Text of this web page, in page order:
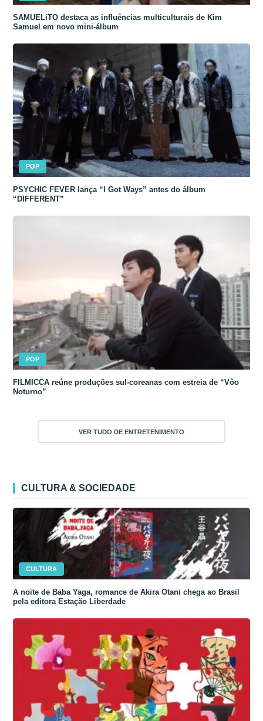
SAMUELiTO destaca as influências multiculturais de Kim
Samuel em novo mini-álbum
POP
PSYCHIC FEVER lança “I Got Ways” antes do álbum
“DIFFERENT”
POP
FILMICCA reúne produções sul-coreanas com estreia de “Vôo
Noturno”
VER TUDO DE ENTRETENIMENTO
CULTURA & SOCIEDADE
CULTURA
A noite de Baba Yaga, romance de Akira Otani chega ao Brasil
pela editora Estação Liberdade